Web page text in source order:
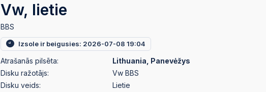
Vw, lietie
BBS
Izsole ir beigusies: 2026-07-08 19:04
Atrašanās pilsēta:
Lithuania, Panevėžys
Disku ražotājs:
Vw BBS
Disku veids:
Lietie